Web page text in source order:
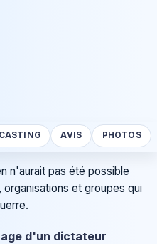
CASTING AVIS PHOTOS
n'aurait pas été possible
et groupes qui
d'un dictateur